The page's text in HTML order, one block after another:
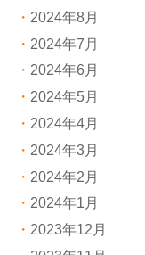
2024年8月
2024年7月
2024年6月
2024年5月
2024年4月
2024年3月
2024年2月
2024年1月
2023年12月